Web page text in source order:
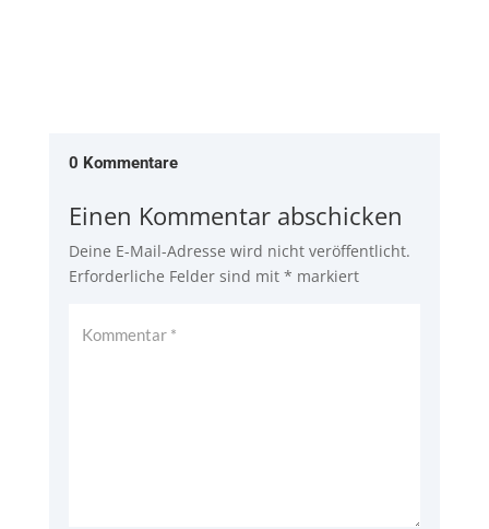
0 Kommentare
Einen Kommentar abschicken
Deine E-Mail-Adresse wird nicht veröffentlicht.
Erforderliche Felder sind mit * markiert